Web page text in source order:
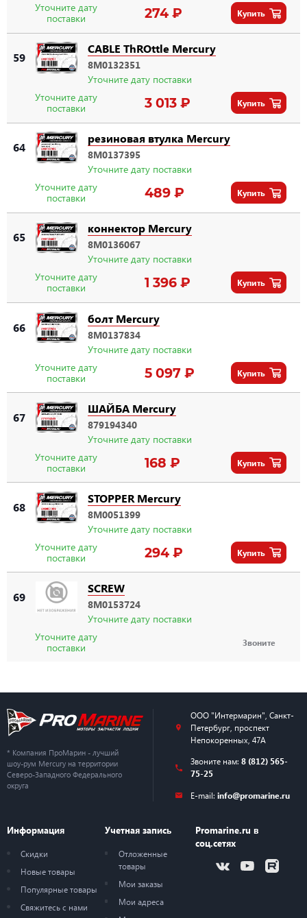
Уточните дату
поставки
274 ₽ Купить
59
CABLE ThROttle Mercury
8M0132351
Уточните дату поставки
Уточните дату
поставки
3 013 ₽ Купить
64
резиновая втулка Mercury
8M0137395
Уточните дату поставки
Уточните дату
поставки
489 ₽ Купить
65
коннектор Mercury
8M0136067
Уточните дату поставки
Уточните дату
поставки
1 396 ₽ Купить
66
болт Mercury
8M0137834
Уточните дату поставки
Уточните дату
поставки
5 097 ₽ Купить
67
ШАЙБА Mercury
879194340
Уточните дату поставки
Уточните дату
поставки
168 ₽ Купить
68
STOPPER Mercury
8M0051399
Уточните дату поставки
Уточните дату
поставки
294 ₽ Купить
69
SCREW
8M0153724
Уточните дату поставки
Уточните дату
поставки
Звоните
* Компания ПроМарин - лучший
шоу-рум Mercury на территории
Северо-Западного Федерального
округа
ООО "Интермарин" Санкт-
Петербург, проспект
Непокоренных, 47А
Звоните нам: 8 (812) 565-
75-25
E-mail: info@promarine.ru
Информация
Скидки
Новые товары
Популярные товары
Свяжитесь с нами
Учетная запись
Отложенные
товары
Мои заказы
Мои адреса
Promarine.ru в
соц.сетях